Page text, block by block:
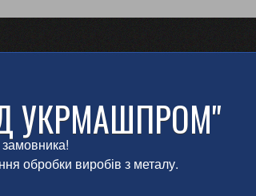
УКРМАШПРОМ"
обробки виробів з металу.